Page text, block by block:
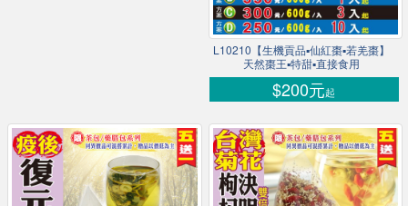
L10210【生機貢品▪仙紅棗▪若羌棗】
天然棗王▪特甜▪直接食用
$200元起